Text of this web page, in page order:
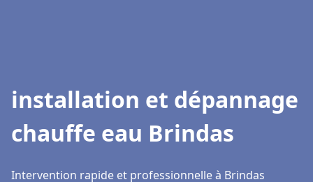
installation et dépannage
chauffe eau Brindas
Intervention rapide et professionnelle à Brindas